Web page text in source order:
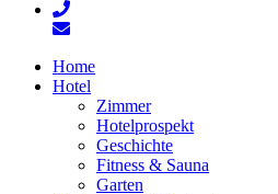
Home
Hotel
Zimmer
Hotelprospekt
Geschichte
Fitness & Sauna
Garten